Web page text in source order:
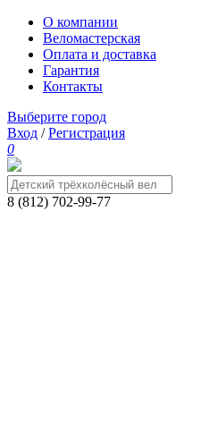
О компании
Веломастерская
Оплата и доставка
Гарантия
Контакты
Выберите город
Вход /Регистрация
0
8 (812) 702-99-77